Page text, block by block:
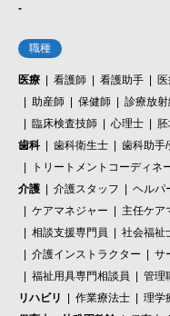
-
職種
医療 看護師 看護助手
助産師
保健師 診療放
臨床検査技師
心理士
歯科
歯科衛生士 歯科助手
トリートメントコーディネ
介護
介護スタッフ ヘルパ
ケアマネジャー
主任ケア
相談支援専門員
社会福祉
介護インストラクター
サ
福祉用具専門相談員
管理
リハビリ
作業療法士 理学